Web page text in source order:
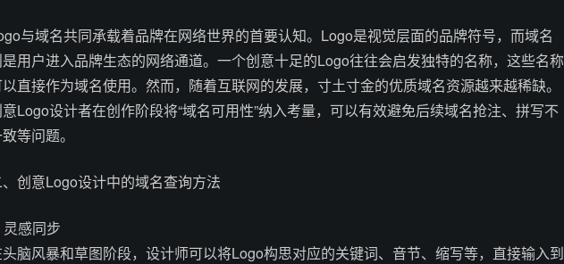
与域名共同承载着品牌在网络世界的首要认知。Logo是视觉层面的品牌符号，而域名
用户进入品牌生态的网络通道。一个创意十足的Logo往往会启发独特的名称，这些名称
直接作为域名使用。然而，随着互联网的发展，寸土寸金的优质域名资源越来越稀缺。
Logo设计者在创作阶段将“域名可用性”纳入考量，可以有效避免后续域名抢注、拼写不
等问题。
创意Logo设计中的域名查询方法
灵感同步
脑风暴和草图阶段，设计师可以将Logo构思对应的关键词、音节、缩写等，直接输入到